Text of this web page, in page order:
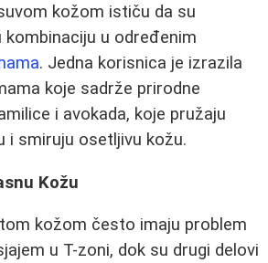
kožom ističu da su
u određenim
. Jedna korisnica je izrazila
koje sadrže prirodne
i avokada, koje pružaju
i smiruju osetljivu kožu.
Kožu
kožom često imaju problem
u T-zoni, dok su drugi delovi